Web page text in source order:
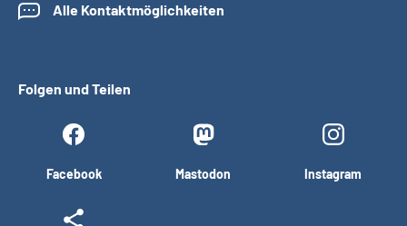
Alle Kontaktmöglichkeiten
Folgen und Teilen
Facebook Mastodon Instagram